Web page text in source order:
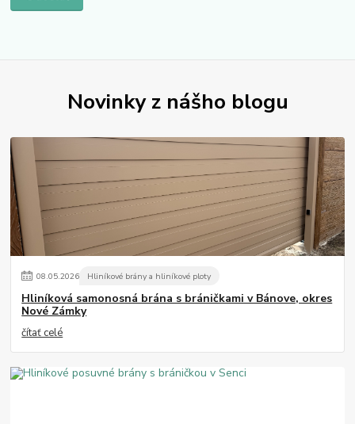
Novinky z nášho blogu
08.05.2026 Hliníkové brány a hliníkové ploty
Hliníková samonosná brána s bráničkami v Bánove, okres
Nové Zámky
čítať celé